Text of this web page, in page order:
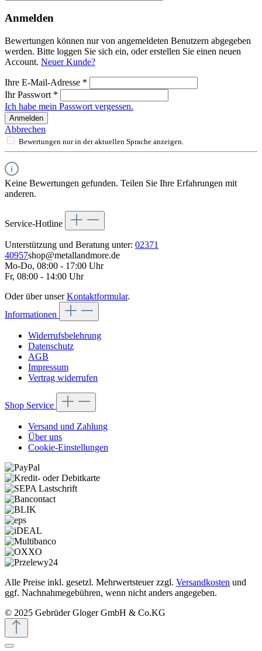
Anmelden
Bewertungen können nur von angemeldeten Benutzern abgegeben
werden. Bitte loggen Sie sich ein, oder erstellen Sie einen neuen
Account. Neuer Kunde?
Ihre E-Mail-Adresse *
Ihr Passwort *
Ich habe mein Passwort vergessen.
Anmelden
Abbrechen
Bewertungen nur in der aktuellen Sprache anzeigen.
Keine Bewertungen gefunden. Teilen Sie Ihre Erfahrungen mit
anderen.
Service-Hotline
Unterstützung und Beratung unter: 02371
40957shop@metallandmore.de
Mo-Do, 08:00 - 17:00 Uhr
Fr, 08:00 - 14:00 Uhr
Oder über unserKontaktformular.
Informationen
Widerrufsbelehrung
Datenschutz
AGB
Impressum
Vertrag widerrufen
Shop Service
Versand und Zahlung
Über uns
Cookie-Einstellungen
Alle Preise inkl. gesetzl. Mehrwertsteuer zzgl. Versandkosten und
ggf. Nachnahmegebühren, wenn nicht anders angegeben.
© 2025 Gebrüder Gloger GmbH & Co.KG